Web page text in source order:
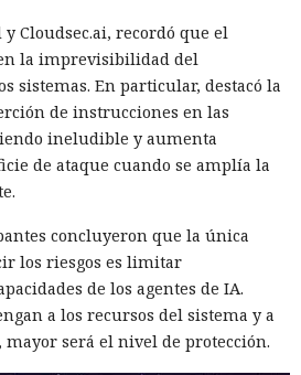
Cloudsec.ai, recordó que el
la imprevisibilidad del
sistemas. En particular, destacó la
de instrucciones en las
ineludible y aumenta
de ataque cuando se amplía la
concluyeron que la única
los riesgos es limitar
de los agentes de IA.
a los recursos del sistema y a
será el nivel de protección.